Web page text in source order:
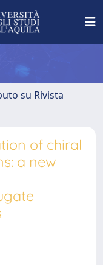
su Rivista
of chiral
a new